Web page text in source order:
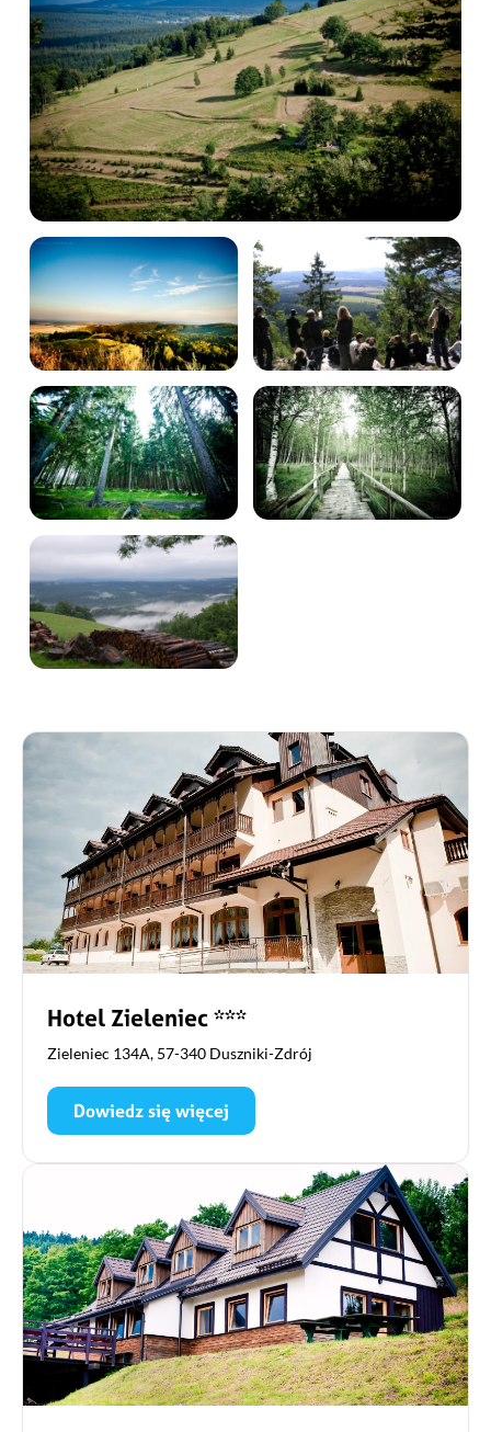
Hotel Zieleniec ***
Zieleniec 134A, 57-340 Duszniki-Zdrój
Dowiedz się więcej